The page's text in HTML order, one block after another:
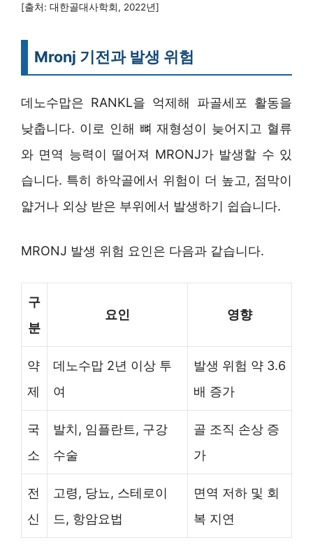
[출처: 대한골대사학회, 2022년]
Mronj 기전과 발생 위험
데노수맙은 RANKL을 억제해 파골세포 활동을
낮춥니다. 이로 인해 뼈 재형성이 늦어지고 혈류
와 면역 능력이 떨어져 MRONJ가 발생할 수 있
습니다. 특히 하악골에서 위험이 더 높고, 점막이
얇거나 외상 받은 부위에서 발생하기 쉽습니다.
MRONJ 발생 위험 요인은 다음과 같습니다.
구
분
요인 영향
약
제
데노수맙 2년 이상 투
여
발생 위험 약 3.6
배 증가
국
소
발치, 임플란트, 구강
수술
골 조직 손상 증
가
전
신
고령, 당뇨, 스테로이
드, 항암요법
면역 저하 및 회
복 지연